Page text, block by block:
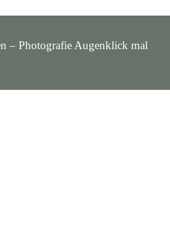
– Photografie Augenklick mal